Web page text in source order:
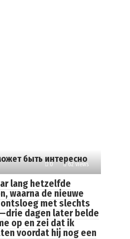
быть интересно
0 62 views
lang hetzelfde
waarna de nieuwe
met slechts
dagen later belde
op en zei dat ik
voordat hij nog een